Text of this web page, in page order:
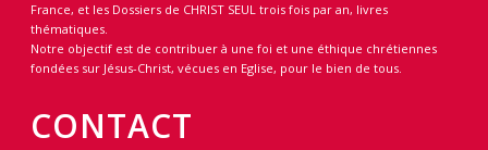
France, et les Dossiers de CHRIST SEUL trois fois par an, livres
thématiques.
Notre objectif est de contribuer à une foi et une éthique chrétiennes
fondées sur Jésus-Christ, vécues en Eglise, pour le bien de tous.
CONTACT